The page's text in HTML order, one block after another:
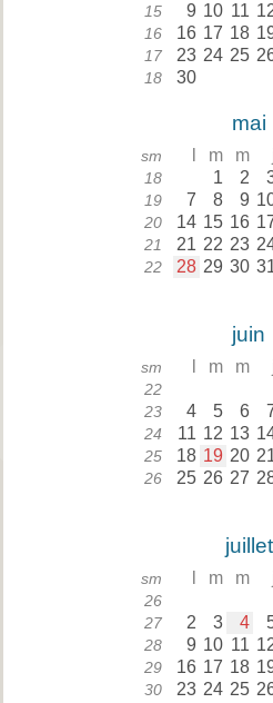
15 9 10 11
16 16 17 18
17 23 24 25
18 30
mai
sm m m
18 1 2
19 7 8 9
20 14 15 16
21 21 22 23
22 28 29 30
juin
sm m m
22
23 4 5 6
24 11 12 13
25 18 19 20
26 25 26 27
juillet
sm m m
26
27 2 3 4
28 9 10 11
29 16 17 18
30 23 24 25